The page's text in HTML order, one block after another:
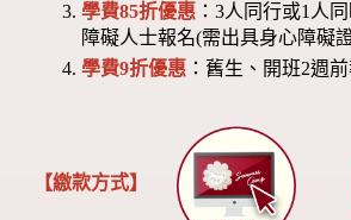
學費85折優惠 ：3人同行或1人
障礙人士報名(需出具身心障礙
學費9折優惠 ：舊生、開班2週前
【繳款方式】